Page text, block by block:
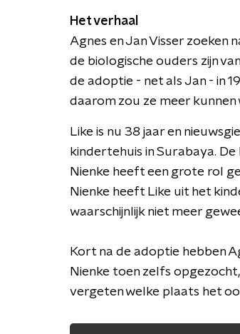
Het verhaal
Agnes en Jan Visser zoeken
de biologische ouders zijn
de adoptie - net als Jan - in
daarom zou ze meer kunnen
Like is nu 38 jaar en
kindertehuis in Surabaya.
Nienke heeft een grote rol
Nienke heeft Like uit het
waarschijnlijk niet meer
Kort na de adoptie hebben
Nienke toen zelfs
vergeten welke plaats het